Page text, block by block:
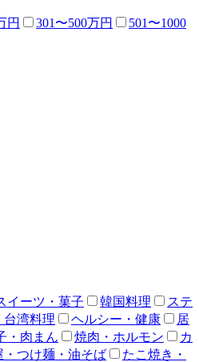
円 301〜500万円
501〜1000
イーツ・菓子 韓国料理
ステ
台湾料理 ヘルシー・健康
居
・肉まん 焼肉・ホルモン
カ
・つけ麺・油そば
たこ焼き・